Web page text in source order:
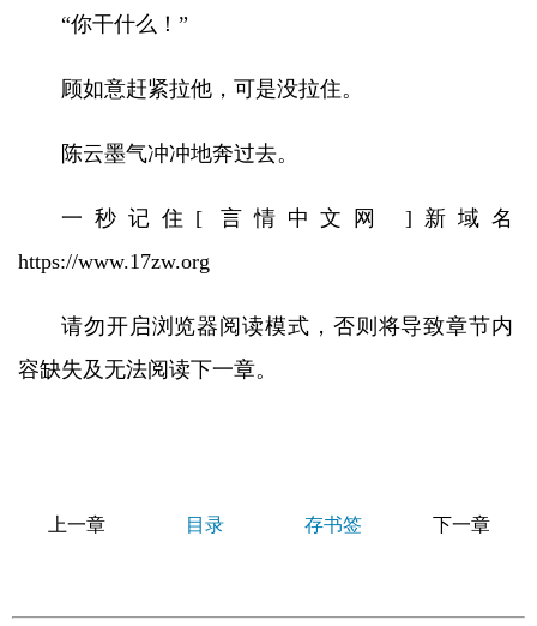
“你干什么！”
顾如意赶紧拉他，可是没拉住。
陈云墨气冲冲地奔过去。
一秒记住[ 言情中文网 ]新域名
https://www.17zw.org
请勿开启浏览器阅读模式，否则将导致章节内
容缺失及无法阅读下一章。
上一章 目录 存书签 下一章